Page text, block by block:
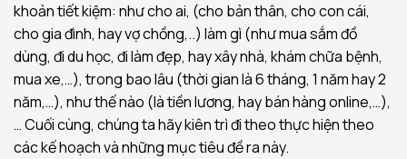
khoản tiết kiệm: như cho ai, (cho bản thân, cho con cái,
cho gia đình, hay vợ chồng,..) làm gì (như mua sắm đồ
dùng, đi du học, đi làm đẹp, hay xây nhà, khám chữa bệnh,
mua xe,…), trong bao lâu (thời gian là 6 tháng, 1 năm hay 2
năm,…), như thế nào (là tiền lương, hay bán hàng online,…),
… Cuối cùng, chúng ta hãy kiên trì đi theo thực hiện theo
các kế hoạch và những mục tiêu đề ra này.